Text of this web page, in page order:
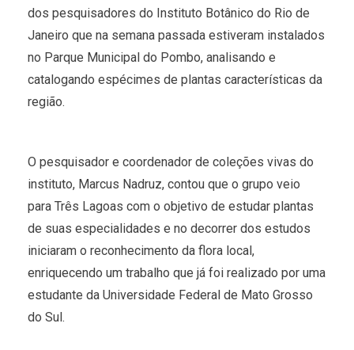
dos pesquisadores do Instituto Botânico do Rio de
Janeiro que na semana passada estiveram instalados
no Parque Municipal do Pombo, analisando e
catalogando espécimes de plantas características da
região.
O pesquisador e coordenador de coleções vivas do
instituto, Marcus Nadruz, contou que o grupo veio
para Três Lagoas com o objetivo de estudar plantas
de suas especialidades e no decorrer dos estudos
iniciaram o reconhecimento da flora local,
enriquecendo um trabalho que já foi realizado por uma
estudante da Universidade Federal de Mato Grosso
do Sul.